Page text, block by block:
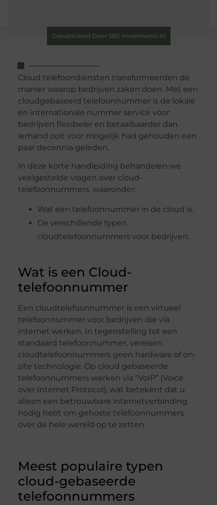
Gepubliceerd Door SBS Investments.nl
Cloud telefoondiensten transformeerden de
manier waarop bedrijven zaken doen. Met een
cloudgebaseerd telefoonnummer is de lokale
en internationale nummer service voor
bedrijven flexibeler en betaalbaarder dan
iemand ooit voor mogelijk had gehouden een
paar decennia geleden.
In deze korte handleiding behandelen we
veelgestelde vragen over cloud-
telefoonnummers, waaronder:
Wat een telefoonnummer in de cloud is.
De verschillende typen
cloudtelefoonnummers voor bedrijven.
Wat is een Cloud-
telefoonnummer
Een cloudtelefoonnummer is een virtueel
telefoonnummer voor bedrijven die via
internet werken. In tegenstelling tot een
standaard telefoonnummer, vereisen
cloudtelefoonnummers geen hardware of on-
site technologie. Op cloud gebaseerde
telefoonnummers werken via “VoIP” (Voice
over Internet Protocol), wat betekent dat u
alleen een betrouwbare internetverbinding
nodig hebt om gehoste telefoonnummers
over de hele wereld op te zetten.
Meest populaire typen
cloud-gebaseerde
telefoonnummers